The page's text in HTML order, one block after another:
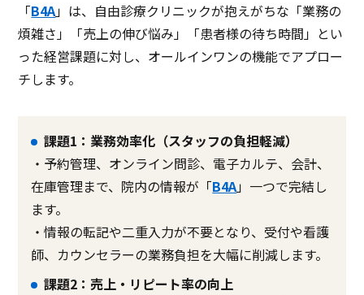
「B4A」は、自由診療クリニックが抱えがちな「業務の
煩雑さ」「売上の伸び悩み」「患者様の待ち時間」とい
った経営課題に対し、オールインワンの機能でアプロー
チします。
課題1：業務効率化（スタッフの負担軽減）
・予約管理、オンライン問診、電子カルテ、会計、
在庫管理まで、院内の情報が「B4A」一つで完結し
ます。
・情報の転記や二重入力が不要となり、受付や看護
師、カウンセラーの業務負担を大幅に削減します。
課題2：売上・リピート率の向上